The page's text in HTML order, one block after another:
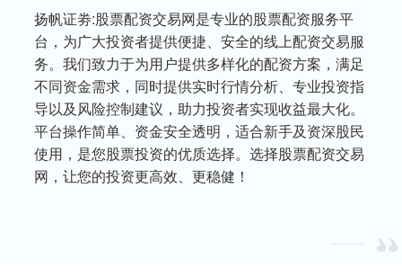
扬帆证劵:股票配资交易网是专业的股票配资服务平
台，为广大投资者提供便捷、安全的线上配资交易服
务。我们致力于为用户提供多样化的配资方案，满足
不同资金需求，同时提供实时行情分析、专业投资指
导以及风险控制建议，助力投资者实现收益最大化。
平台操作简单、资金安全透明，适合新手及资深股民
使用，是您股票投资的优质选择。选择股票配资交易
网，让您的投资更高效、更稳健！